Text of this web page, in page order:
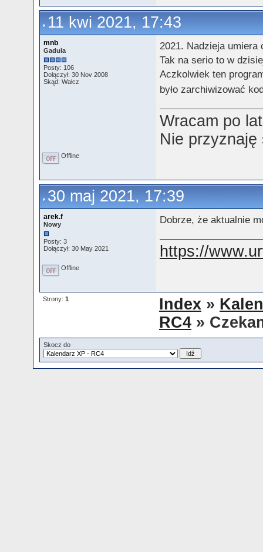
11 kwi 2021, 17:43
mnb
Gaduła
Posty: 106
Dołączył: 30 Nov 2008
Skąd: Wałcz
2021. Nadzieja umiera
Tak na serio to w
Aczkolwiek ten
było zarchiwizować
Wracam po
Nie
Offline
30 maj 2021, 17:39
arek.f
Nowy
Posty: 3
Dołączył: 30 May 2021
Dobrze, że aktualnie
https://
Offline
Strony: 1 Index »
RC4 »
Skocz do